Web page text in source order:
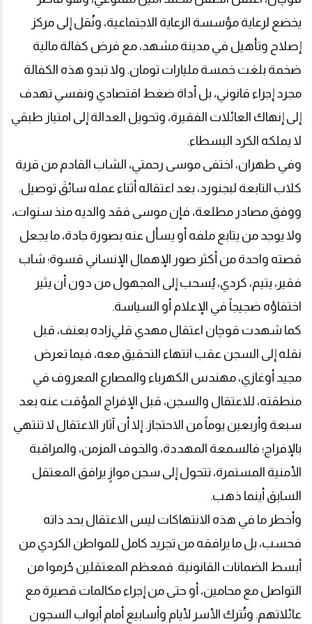
يخضع لرعاية مؤسسة الرعاية الاجتماعية، ونُقل إلى مركز
إصلاح وتأهيل في مدينة مشهد، مع فرض كفالة مالية
ضخمة بلغت خمسة مليارات تومان. ولا تبدو هذه الكفالة
مجرد إجراء قانوني، بل أداة ضغط اقتصادي ونفسي تهدف
إلى إنهاك العائلات الفقيرة، وتحويل العدالة إلى امتياز طبقي
لا يملكه الكرد البسطاء.
وفي طهران، اختفى موسى رحمتي، الشاب القادم من قرية
كلاب التابعة لبجنورد، بعد اعتقاله أثناء عمله سائقَ توصيل.
ووفق مصادر مطلعة، فإن موسى فقد والديه منذ سنوات،
ولا يوجد من يتابع ملفه أو يسأل عنه بصورة جادة، ما يجعل
قصته واحدة من أكثر صور الإهمال الإنساني قسوة؛ شاب
فقير، يتيم، كردي، يُسحب إلى المجهول من دون أن يثير
اختفاؤه ضجيجاً في الإعلام أو السياسة.
كما شهدت قوچان اعتقال مهدي قلي‌زاده بعنف، قبل
نقله إلى السجن عقب انتهاء التحقيق معه، فيما تعرض
مجيد أوغازي، مهندس الكهرباء والمصارع المعروف في
منطقته، للاعتقال والسجن، قبل الإفراج المؤقت عنه بعد
سبعة وأربعين يوماً من الاحتجاز. إلا أن آثار الاعتقال لا تنتهي
بالإفراج؛ فالسمعة المهددة، والخوف المزمن، والمراقبة
الأمنية المستمرة، تتحول إلى سجن موازٍ يرافق المعتقل
السابق أينما ذهب.
وأخطر ما في هذه الانتهاكات ليس الاعتقال بحد ذاته
فحسب، بل ما يرافقه من تجريد كامل للمواطن الكردي من
أبسط الضمانات القانونية. فمعظم المعتقلين حُرموا من
التواصل مع محامين، أو حتى من إجراء مكالمات قصيرة مع
عائلاتهم. وتُترك الأسر لأيام وأسابيع أمام أبواب السجون